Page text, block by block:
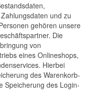
und zu
gehören unsere
Die
von
eines Onlineshops,
Hierbei
des Warenkorb-
Speicherung des Login-